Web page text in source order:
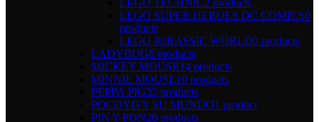
LEGO SUPER HEROES DC COMICS0
products
LEGO JURASSIC WORLD0 products
LADYBUG8 products
MICKEY MOUSE14 products
MINNIE MOUSE10 products
PEPPA PIG32 products
POCOYO Y SU MUNDO1 product
PIN Y PON28 products